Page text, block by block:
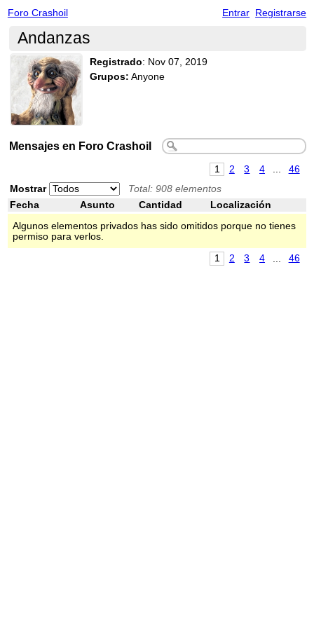
Foro Crashoil Entrar Registrarse
Andanzas
Registrado: Nov 07, 2019
Grupos: Anyone
Mensajes en Foro Crashoil
1 2 3 4
46
Mostrar
Total: 908 elementos
Fecha
Asunto Cantidad
Localización
Algunos elementos privados has sido omitidos porque no tienes
permiso para verlos.
1 2 3 4 46